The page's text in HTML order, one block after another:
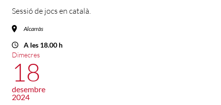
Sessió de jocs en català.
Alcarràs
A les 18.00 h
Dimecres
18
desembre
2024